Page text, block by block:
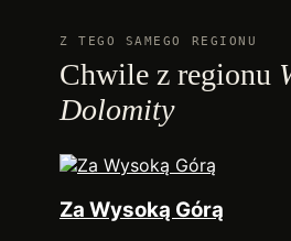
Z TEGO SAMEGO REGIONU
Chwile z regionu
Dolomity
Za Wysoką Górą